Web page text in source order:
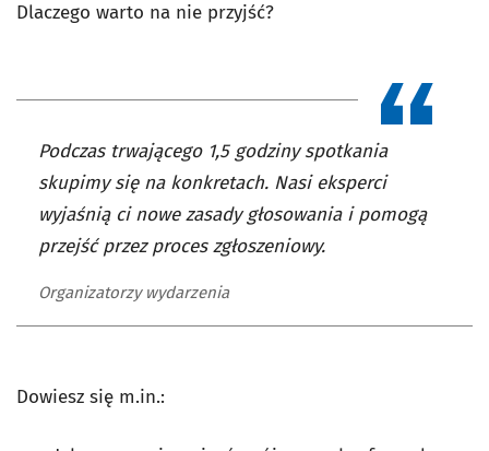
Dlaczego warto na nie przyjść?
Podczas trwającego 1,5 godziny spotkania
skupimy się na konkretach. Nasi eksperci
wyjaśnią ci nowe zasady głosowania i pomogą
przejść przez proces zgłoszeniowy.
Organizatorzy wydarzenia
Dowiesz się m.in.: